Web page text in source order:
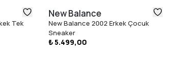
Tek
New Balance
New Balance 2002 Erkek Çocuk
Sneaker
₺ 5.499,00